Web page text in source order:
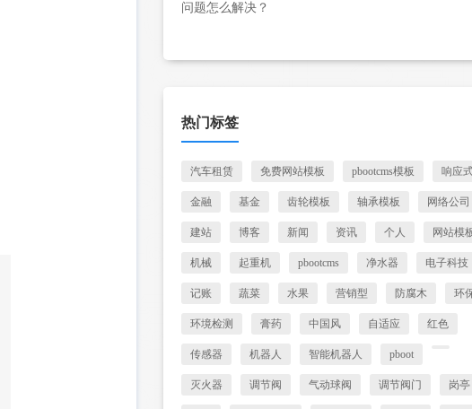
问题怎么解决？
热门标签
汽车租赁 免费网站模板 pbootcms模板 响应
金融 基金 齿轮模板 轴承模板 网络公司
建站 博客 新闻 资讯 个人 网站模
机械 起重机 pbootcms 净水器 电子科技
记账 蔬菜 水果 营销型 防腐木 环
环境检测 膏药 中国风 自适应 红色
传感器 机器人 智能机器人 pboot
灭火器 调节阀 气动球阀 调节阀门 岗亭